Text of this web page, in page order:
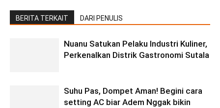
BERITA TERKAIT DARI PENULIS
Nuanu Satukan Pelaku Industri Kuliner,
Perkenalkan Distrik Gastronomi Sutala
Suhu Pas, Dompet Aman! Begini cara
setting AC biar Adem Nggak bikin